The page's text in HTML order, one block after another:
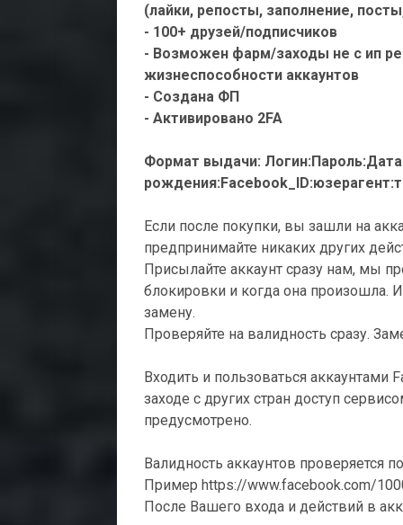
(лайки, репосты, заполнение,
- 100+ друзей/подписчиков
- Возможен фарм/заходы не с ип
жизнеспособности аккаунтов
- Создана ФП
- Активировано 2FA
Формат выдачи: Логин:Пароль:Дата
Если после покупки, вы зашли на
предпринимайте никаких других
Присылайте аккаунт сразу нам, мы
блокировки и когда она произошла.
замену.
Проверяйте на валидность сразу.
Входить и пользоваться
заходе с других стран доступ
предусмотрено.
Валидность аккаунтов проверяется
Пример https://www.facebook.com/
После Вашего входа и действий в